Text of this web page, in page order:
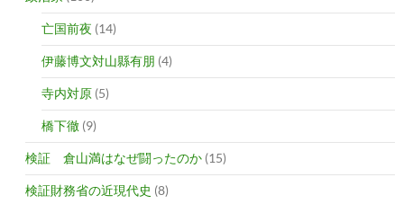
亡国前夜 (14)
伊藤博文対山縣有朋 (4)
寺内対原 (5)
橋下徹 (9)
検証 倉山満はなぜ闘ったのか (15)
検証財務省の近現代史 (8)